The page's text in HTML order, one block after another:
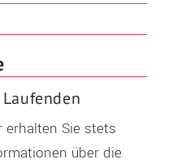
Sie stets
über die